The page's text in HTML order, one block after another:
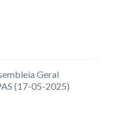
Geral
(17-05-2025)